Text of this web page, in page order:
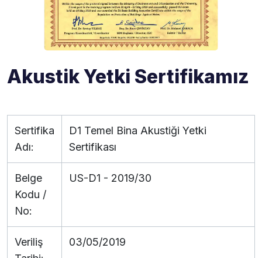
Akustik Yetki Sertifikamız
Sertifika
Adı:
D1 Temel Bina Akustiği Yetki
Sertifikası
Belge
Kodu /
No:
US-D1 - 2019/30
Veriliş
03/05/2019